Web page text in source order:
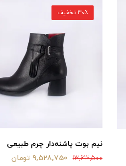
نیم بوت پاشنه‌دار چرم طبیعی
13,612,500 9,528,750 تومان
30٪ تخفیف